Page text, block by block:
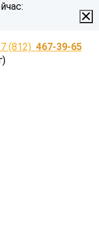
×
(812) 467-39-65